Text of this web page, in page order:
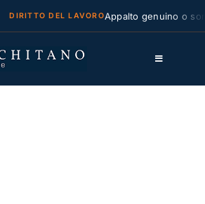
DIRITTO DEL LAVOROAppalto genuino o
Toggle